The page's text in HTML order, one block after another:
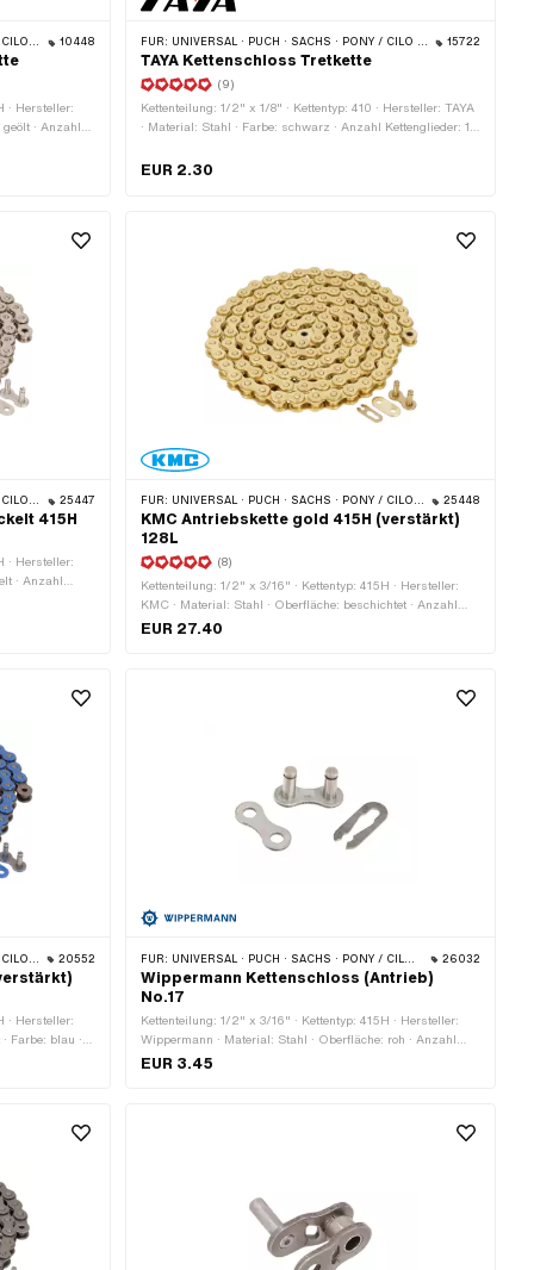
· BYE BIKE 10448
· Hersteller:
· Anzahl
mm
FÜR: UNIVERSAL · PUCH · SACHS · PONY / CILO (BETA 521 & 512) · PIAGGIO · ZÜNDAPP BELMONDO · SOLEX · ALPA CHOPPER / TURBO · CILO 15722
TAYA Kettenschloss Tretkette
(9)
Kettenteilung: 1/2" x 1/8" · Kettentyp: 410 · Hersteller: TAYA
· Material: Stahl · Farbe: schwarz · Anzahl Kettenglieder: 1
EUR 2.30
· BYE BIKE 25447
415H
· Hersteller:
· Anzahl
FÜR: UNIVERSAL · PUCH · SACHS · PONY / CILO (BETA 521 & 512) · ZÜNDAPP BELMONDO · TOMOS · BYE BIKE 25448
KMC Antriebskette gold 415H (verstärkt)
128L
(8)
Kettenteilung: 1/2" x 3/16" · Kettentyp: 415H · Hersteller:
KMC · Material: Stahl · Oberfläche: beschichtet · Anzahl
Kettenglieder: 128 Stk. · Abrollumfang: 1626 mm ·
EUR 27.40
· BYE BIKE 20552
· Hersteller:
Farbe: blau ·
1626 mm ·
FÜR: UNIVERSAL · PUCH · SACHS · PONY / CILO (BETA 521 & 512) · ZÜNDAPP BELMONDO · TOMOS · BYE BIKE 26032
Wippermann Kettenschloss (Antrieb)
No.17
Kettenteilung: 1/2" x 3/16" · Kettentyp: 415H · Hersteller:
Wippermann · Material: Stahl · Oberfläche: roh · Anzahl
Kettenglieder: 1 Stk. · Kettenschloss-Art: Federverschluss ·
EUR 3.45